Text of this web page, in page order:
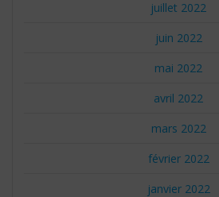
juillet 2022
juin 2022
mai 2022
avril 2022
mars 2022
février 2022
janvier 2022